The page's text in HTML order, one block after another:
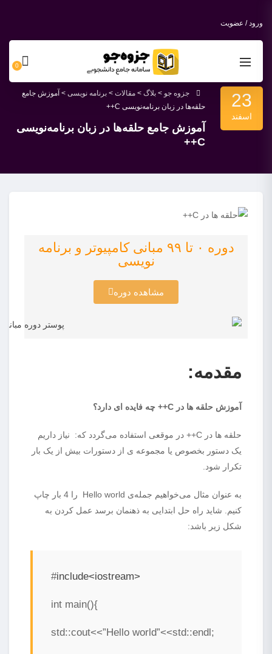
ورود / عضویت
0
23
اسفند
جزوه جو > بلاگ > مقالات > برنامه نویسی > آموزش جامع
حلقه‌ها در زبان برنامه‌نویسی C++
آموزش جامع حلقه‌ها در زبان برنامه‌نویسی
C++
دوره ۰ تا ۹۹ مبانی کامپیوتر و برنامه
نویسی
مشاهده دوره
مقدمه:
آموزش حلقه‌ ها در C++ چه فایده ای دارد؟
حلقه ها در C++ در موقعی استفاده می‌گردد که: نیاز داریم
یک دستور بخصوص یا مجموعه ی از دستورات بیش از یک بار
تکرار شود.
به عنوان مثال می‌خواهیم جمله‌ی Hello world را 4 بار چاپ
کنیم. شاید راه حل ابتدایی به ذهنمان برسد عمل کردن به
شکل زیر باشد:
#include<iostream>
int main(){
std::cout<<”Hello world”<<std::endl;